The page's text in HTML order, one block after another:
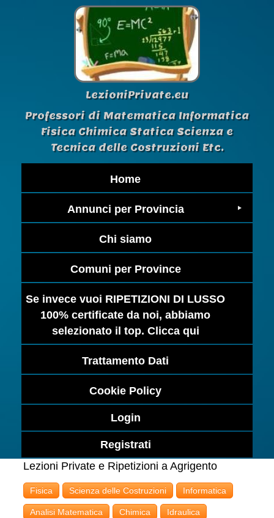
LezioniPrivate.eu
Professori di Matematica Informatica
Fisica Chimica Statica Scienza e
Tecnica delle Costruzioni Etc.
Home
Annunci per Provincia
Chi siamo
Comuni per Province
Se invece vuoi RIPETIZIONI DI LUSSO
100% certificate da noi, abbiamo
selezionato il top. Clicca qui
Trattamento Dati
Cookie Policy
Login
Registrati
Lezioni Private e Ripetizioni a Agrigento
Fisica Scienza delle Costruzioni Informatica
Analisi Matematica Chimica
Idraulica